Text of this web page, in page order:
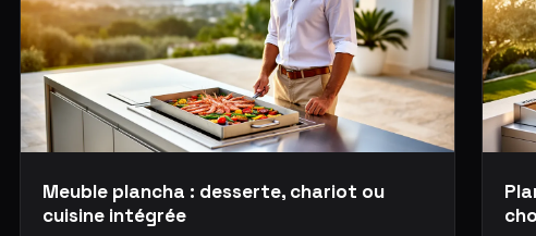
Meuble plancha : desserte, chariot ou
cuisine intégrée